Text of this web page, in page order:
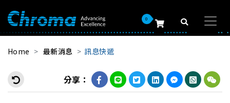
0
Home 最新消息 訊息快遞
分享：